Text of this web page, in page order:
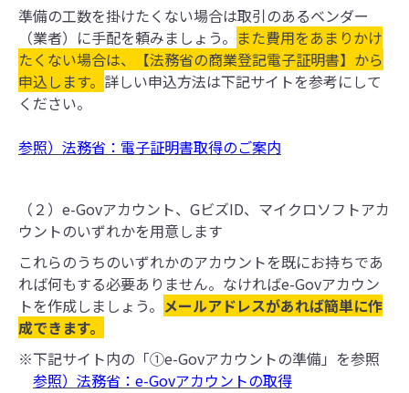
準備の工数を掛けたくない場合は取引のあるベンダー
（業者）に手配を頼みましょう。 また費用をあまりかけ
たくない場合は、【法務省の商業登記電子証明書】から
申込します。 詳しい申込方法は下記サイトを参考にして
ください。
参照）法務省：電子証明書取得のご案内
（２）e-Govアカウント、GビズID、マイクロソフトアカ
ウントのいずれかを用意します
これらのうちのいずれかのアカウントを既にお持ちであ
れば何もする必要ありません。なければe-Govアカウン
トを作成しましょう。 メールアドレスがあれば簡単に作
成できます。
※下記サイト内の「①e-Govアカウントの準備」を参照
参照） 法務省： e-Govアカウントの取得